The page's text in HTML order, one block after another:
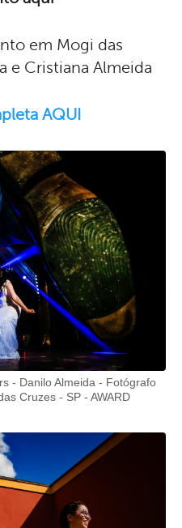
em Mogi das
e Cristiana Almeida
AQUI
- Danilo Almeida - Fotógrafo
Cruzes - SP - AWARD